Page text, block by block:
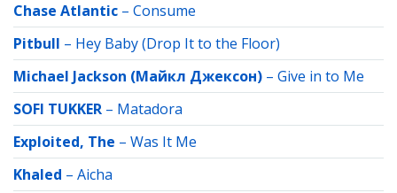
Chase Atlantic – Consume
Pitbull – Hey Baby (Drop It to the Floor)
Michael Jackson (Майкл Джексон) – Give in to Me
SOFI TUKKER – Matadora
Exploited, The – Was It Me
Khaled – Aicha